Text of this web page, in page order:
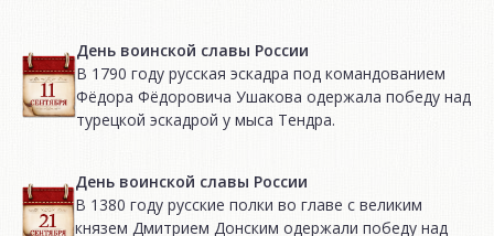
День воинской славы России
В 1790 году русская эскадра под командованием
Фёдора Фёдоровича Ушакова одержала победу над
турецкой эскадрой у мыса Тендра.
День воинской славы России
В 1380 году русские полки во главе с великим
князем Дмитрием Донским одержали победу над